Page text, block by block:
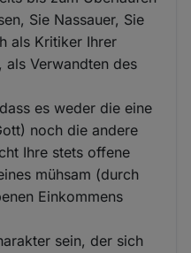
Sie Nassauer, Sie
als Kritiker Ihrer
als Verwandten des
es weder die eine
noch die andere
Ihre stets offene
mühsam (durch
Einkommens
sein, der sich